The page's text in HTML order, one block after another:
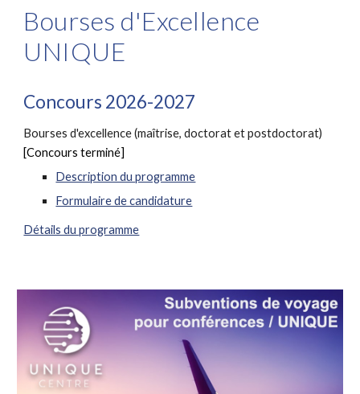
Bourses d'Excellence
UNIQUE
Concours 2026-2027
Bourses d'excellence(maîtrise, doctorat etpostdoctorat)
[Concours terminé]
Description du programme
Formulaire de candidature
Détails du programme